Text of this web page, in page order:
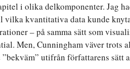
i olika delkomponenter. Jag
kvantitativa data kunde
– på samma sätt som
Men, Cunningham väver trots
utifrån författarens sätt